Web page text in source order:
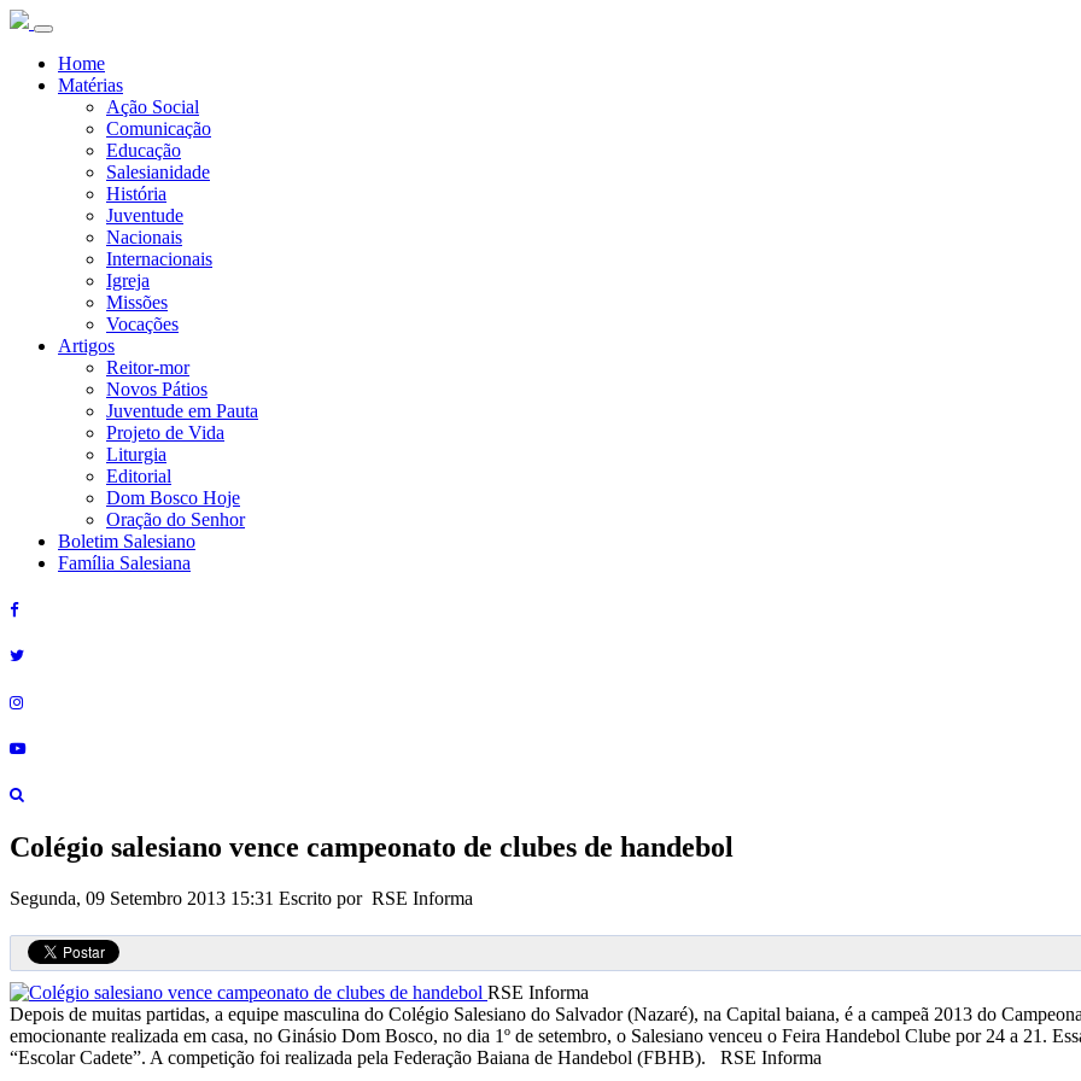
Home
Matérias
Ação Social
Comunicação
Educação
Salesianidade
História
Juventude
Nacionais
Internacionais
Igreja
Missões
Vocações
Artigos
Reitor-mor
Novos Pátios
Juventude em Pauta
Projeto de Vida
Liturgia
Editorial
Dom Bosco Hoje
Oração do Senhor
Boletim Salesiano
Família Salesiana
Colégio salesiano vence campeonato de clubes de handebol
Segunda, 09 Setembro 2013 15:31 Escrito por RSE Informa
RSE Informa
Depois de muitas partidas, a equipe masculina do Colégio Salesiano do Salvador (Nazaré), na Capital baiana, é a campeã 2013 do
emocionante realizada em casa, no Ginásio Dom Bosco, no dia 1º de setembro, o Salesiano venceu o Feira Handebol Clube por 24 a 21.
“Escolar Cadete”. A competição foi realizada pela Federação Baiana de Handebol (FBHB). RSE Informa